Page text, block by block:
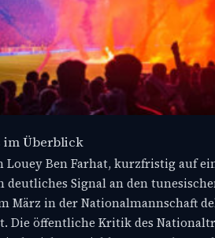
im Überblick
Louey Ben Farhat, kurzfristig auf
deutliches Signal an den
März in der Nationalmannschaft
Die öffentliche Kritik des